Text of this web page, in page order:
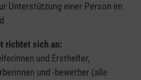
Unterstützung einer Person im
richtet sich an:
und Ersthelfer,
und -bewerber (alle